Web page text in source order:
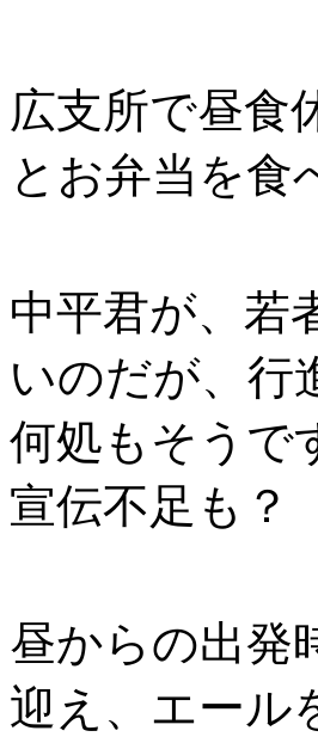
広支所で昼食
とお弁当を食
中平君が、若
いのだが、行
何処もそうで
宣伝不足も？
昼からの出発
迎え、エール